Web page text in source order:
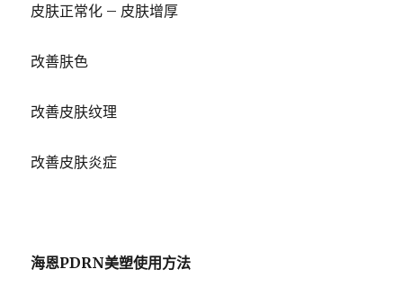
皮肤正常化 – 皮肤增厚
改善肤色
改善皮肤纹理
改善皮肤炎症
海恩PDRN美塑使用方法